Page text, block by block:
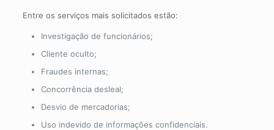
Entre os serviços mais solicitados estão:
Investigação de funcionários;
Cliente oculto;
Fraudes internas;
Concorrência desleal;
Desvio de mercadorias;
Uso indevido de informações confidenciais.